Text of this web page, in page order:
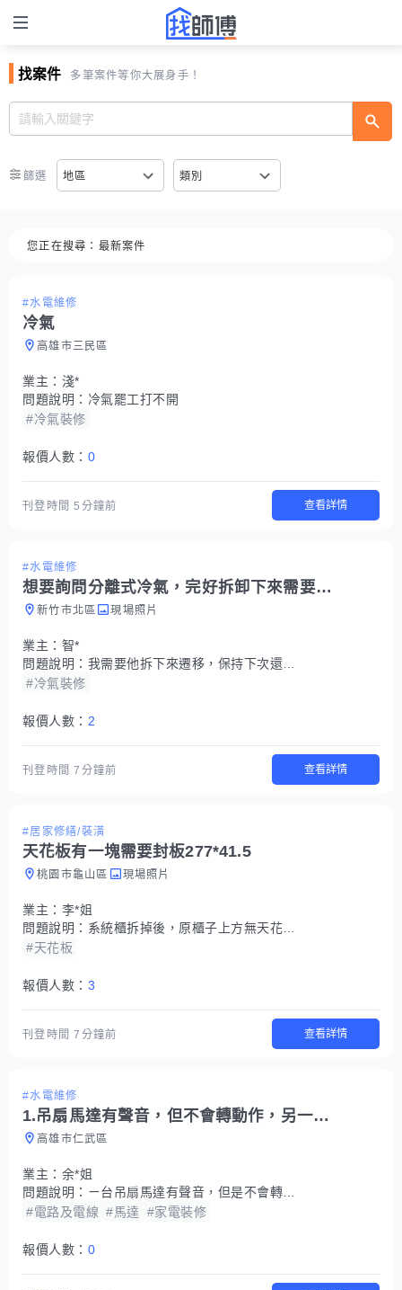
找案件 多筆案件等你大展身手！
篩選 地區 類別
您正在搜尋： 最新案件
#水電維修
冷氣
高雄市三民區
業主： 淺*
問題說明： 冷氣罷工打不開
#冷氣裝修
報價人數： 0
刊登時間5分鐘前 查看詳情
#水電維修
想要詢問分離式冷氣，完好拆卸下來需要多少錢
新竹市北區 現場照片
業主： 智*
問題說明： 我需要他拆下來遷移，保持下次還能再使用
#冷氣裝修
報價人數： 2
刊登時間7分鐘前 查看詳情
#居家修繕/裝潢
天花板有一塊需要封板277*41.5
桃園市龜山區 現場照片
業主： 李*姐
問題說明： 系統櫃拆掉後，原櫃子上方無天花板，但已釘好木條，需要封板，尺寸約277*41.5
#天花板
報價人數： 3
刊登時間7分鐘前 查看詳情
#水電維修
1.吊扇馬達有聲音，但不會轉動作，另一台嗡嗡作響
高雄市仁武區
業主： 余*姐
問題說明： ㄧ台吊扇馬達有聲音，但是不會轉動， 另外一台吊扇嗡嗡作響很吵
#電路及電線 #馬達 #家電裝修
報價人數： 0